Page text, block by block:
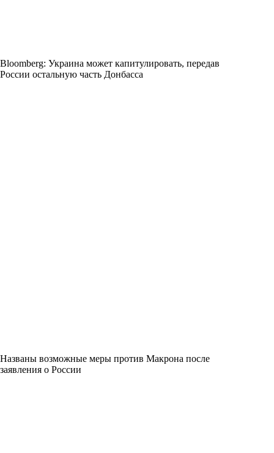
Bloomberg: Украина может капитулировать, передав
России остальную часть Донбасса
Названы возможные меры против Макрона после
заявления о России